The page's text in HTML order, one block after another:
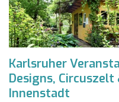
Karlsruher
Designs,
Innenstadt